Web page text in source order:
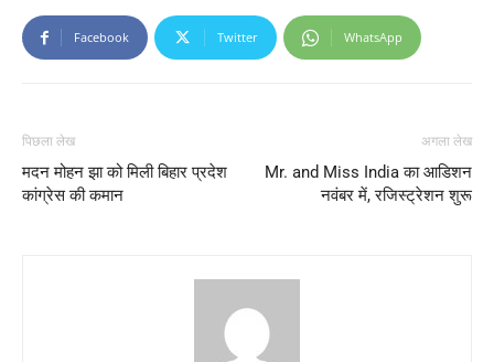
Facebook Twitter WhatsApp
पिछला लेख
मदन मोहन झा को मिली बिहार प्रदेश
कांग्रेस की कमान
अगला लेख
Mr. and Miss India का आडिशन
नवंबर में, रजिस्ट्रेशन शुरू